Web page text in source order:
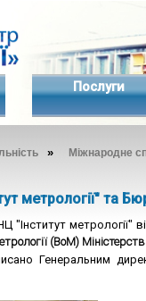
Послуги
» Міжнародне
метрології" та
"Інститут метрології"
(ВоМ)
Генеральним